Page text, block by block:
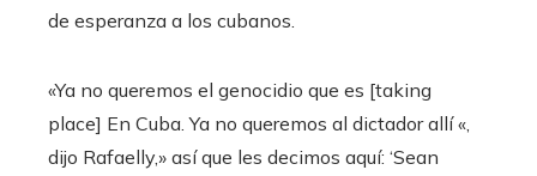
de esperanza a los cubanos.
«Ya no queremos el genocidio que es [taking
place] En Cuba. Ya no queremos al dictador allí «,
dijo Rafaelly,» así que les decimos aquí: ‘Sean